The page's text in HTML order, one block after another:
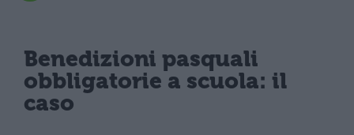
Benedizioni pasquali
obbligatorie a scuola: il
caso